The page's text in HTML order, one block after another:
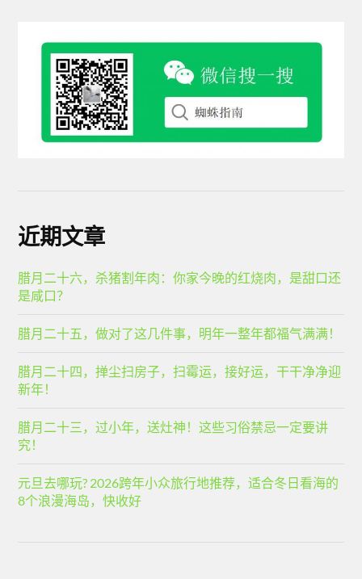
近期文章
腊月二十六，杀猪割年肉：你家今晚的红烧肉，是甜口还
是咸口？
腊月二十五，做对了这几件事，明年一整年都福气满满！
腊月二十四，掸尘扫房子，扫霉运，接好运，干干净净迎
新年！
腊月二十三，过小年，送灶神！这些习俗禁忌一定要讲
究！
元旦去哪玩? 2026跨年小众旅行地推荐，适合冬日看海的
8个浪漫海岛，快收好